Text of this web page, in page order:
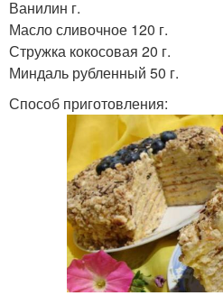
Ванилин г.
Масло сливочное 120 г.
Стружка кокосовая 20 г.
Миндаль рубленный 50 г.
Способ приготовления: